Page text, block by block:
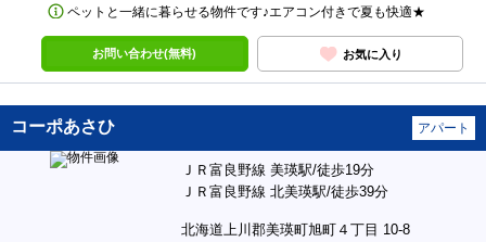
ペットと一緒に暮らせる物件です♪エアコン付きで夏も快適★
お問い合わせ(無料) お気に入り
コーポあさひ アパート
ＪＲ富良野線 美瑛駅/徒歩19分
ＪＲ富良野線 北美瑛駅/徒歩39分
北海道上川郡美瑛町旭町４丁目 10-8